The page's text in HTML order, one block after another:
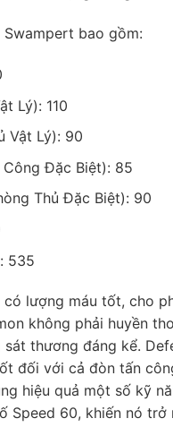
bao gồm:
Lý): 110
Vật Lý): 90
Đặc Biệt): 85
Thủ Đặc Biệt): 90
535
có lượng máu tốt, cho
không phải huyền
thương đáng kể.
đối với cả đòn tấn
hiệu quả một số kỹ
Speed 60, khiến nó